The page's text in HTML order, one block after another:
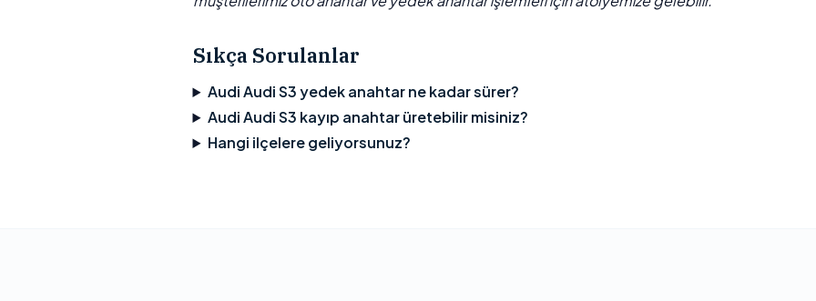
Sıkça Sorulanlar
Audi Audi S3 yedek anahtar ne kadar sürer?
Audi Audi S3 kayıp anahtar üretebilir misiniz?
Hangi ilçelere geliyorsunuz?